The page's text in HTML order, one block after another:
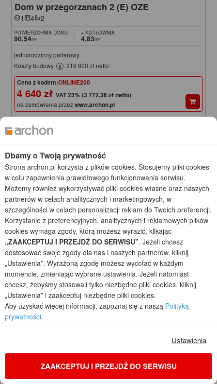
Dom w przegorzanach 2 (E) OZE
1 4 2
POWIERZCHNIA DOMU
90,54m²
+ KOTŁOWNIA
4,83m²
jednorodzinny parterowy
Koszty budowy
: 319 800 zł netto
Cena z kodem:ONLINE200
4 640 zł (3 772,36 zł netto)
na zamówienia przezwww.archon.pl
4 840 zł
Najniższa cena z 30 dni przed obniżką
KOD: ONLINE200
Dom w gunnerach
2 4 2 1
POWIERZCHNIA DOMU
78,49m² 21,63m²
jednorodzinny z poddaszem, z garażem jednostanowiskowym
Koszty budowy
: 239 600 zł netto
Cena z kodem:ONLINE200
4 500 zł (3 658,54 zł netto)
Dbamy o Twoją prywatność
Strona archon.pl korzysta z plików cookies. Stosujemy pliki cookies
w celu zapewnienia prawidłowego funkcjonowania serwisu.
Możemy również wykorzystywać pliki cookies własne oraz naszych
partnerów w celach analitycznych i marketingowych, w
szczególności w celach personalizacji reklam do Twoich preferencji.
Korzystanie z preferencyjnych, analitycznych i reklamowych plików
cookies wymaga zgody, którą możesz wyrazić, klikając
„ZAAKCEPTUJ I PRZEJDŹ DO SERWISU”. Jeżeli chcesz
dostosować swoje zgody dla nas i naszych partnerów, kliknij
„Ustawienia”. Wyrażoną zgodę możesz wycofać w każdym
momencie, zmieniając wybrane ustawienia. Jeżeli natomiast
chcesz, żebyśmy stosowali tylko niezbędne pliki cookies, kliknij
„Ustawienia” i zaakceptuj niezbędne pliki cookies.
Aby uzyskać więcej informacji, zapoznaj się z naszą Polityką
prywatności.
Ustawienia
ZAAKCEPTUJ I PRZEJDŹ DO SERWISU